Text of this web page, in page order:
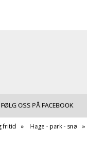
OSS PÅ FACEBOOK
fritid Hage - park - snø